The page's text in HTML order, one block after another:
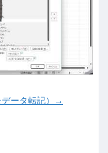
データ転記）→